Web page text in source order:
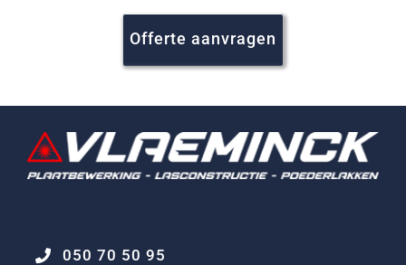
Offerte aanvragen
050 70 50 95